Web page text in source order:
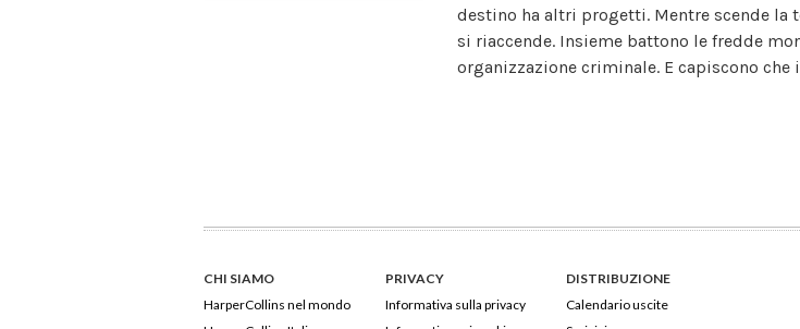
destino ha altri progetti. Mentre scende la
si riaccende. Insieme battono le fredde
organizzazione criminale. E capiscono
CHI SIAMO
HarperCollins nel mondo
PRIVACY
Informativa sulla privacy
DISTRIBUZIONE
Calendario uscite